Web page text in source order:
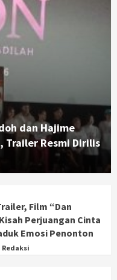
dan Hajime
Trailer Resmi Dirilis
Film “Dan
Perjuangan Cinta
Emosi Penonton
Redaksi